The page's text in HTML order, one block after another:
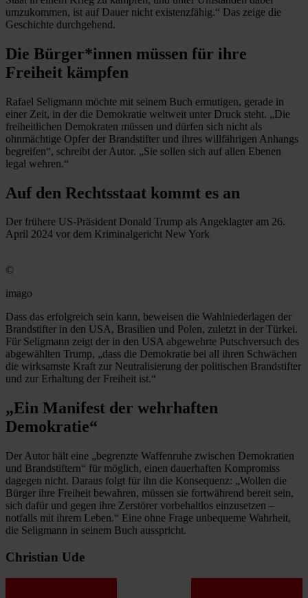
umzukommen, ist auf Dauer nicht existenzfähig.“ Das zeige die
Geschichte durchgehend.
Die Bürger*innen müssen für ihre
Freiheit kämpfen
Rafael Seligmann möchte mit seinem Buch ermutigen, gerade in
einer Zeit, in der die Demokratie weltweit unter Druck steht. „Die
freiheitlichen Demokraten müssen und dürfen sich nicht als
ohnmächtige Opfer der Brandstifter und ihres willfährigen Anhangs
begreifen“, schreibt der Autor. „Sie sollen sich auf allen Ebenen
legal wehren.“
Auf den Rechtsstaat kommt es an
Der frühere US-Präsident Donald Trump als Angeklagter am 26.
April 2024 vor dem Kriminalgericht New York
©
imago
Dass das erfolgreich sein kann, beweisen die Wahlniederlagen der
Brandstifter in den USA, Brasilien und Polen, zuletzt in der Türkei.
Für Seligmann zeigt der in den USA abgewehrte Putschversuch des
abgewählten Trump, „dass die Demokratie bei all ihren Schwächen
die wirksamste Kraft zur Neutralisierung der politischen Brandstifter
und zur Erhaltung der Freiheit ist.“
„Ein Manifest der wehrhaften
Demokratie“
Der Autor hält eine „begrenzte Waffenruhe zwischen Demokratien
und Brandstiftern“ für möglich, einen dauerhaften Kompromiss
dagegen nicht. Daraus folgt für ihn die Konsequenz: „Wollen die
Bürger ihre Freiheit bewahren, müssen sie fortwährend bereit sein,
sich dafür und gegen ihre Zerstörer vorbehaltlos einzusetzen –
notfalls mit ihrem Leben.“ Eine ohne Frage unbequeme Wahrheit,
die Seligmann in seinem Buch ausspricht.
Christian Ude